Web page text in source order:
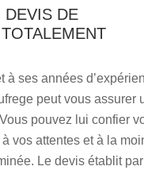
DEVIS DE
à ses années
peut vous assurer
pouvez lui confier
vos attentes et à la
Le devis établit